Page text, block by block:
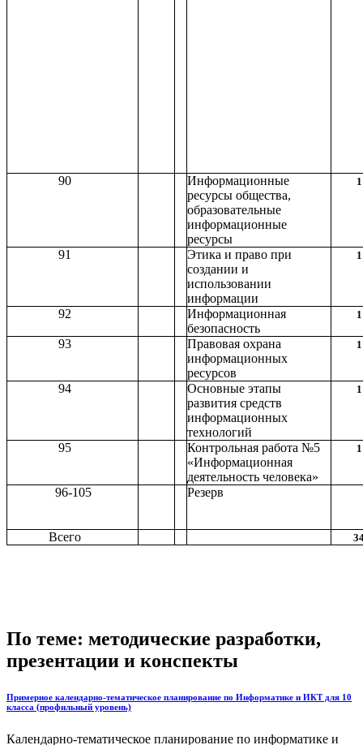
90
Информационные
ресурсы общества,
образовательные
информационные
ресурсы
1
91
Этика и право при
создании и
использовании
информации
1
92
Информационная
безопасность
1
93
Правовая охрана
информационных
ресурсов
1
94
Основные этапы
развития средств
информационных
технологий
1
95
Контрольная работа №5
«Информационная
деятельность человека»
1
96-105 Резерв
Всего
По теме: методические разработки,
презентации и конспекты
Примерное календарно-тематическое планирование по Информатике и ИКТ для 10
класса (профильный уровень)
Календарно-тематическое планирование по информатике и